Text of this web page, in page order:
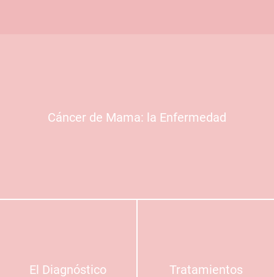
Cáncer de Mama: la Enfermedad
El Diagnóstico Tratamientos